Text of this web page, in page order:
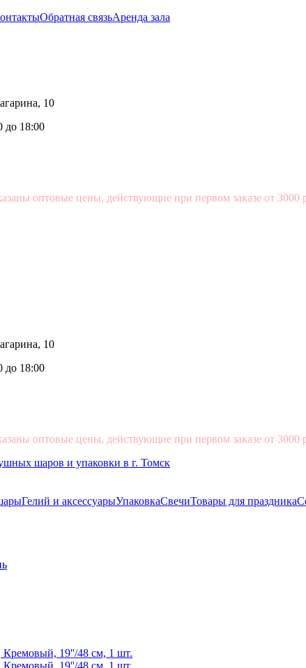
Обратная связьАренда зала
10
до 18:00
оптовые цены, действующие при первом заказе от 3000
10
до 18:00
оптовые цены, действующие при первом заказе от 3000
Гелий и аксессуарыУпаковкаСвечиТовары для праздника